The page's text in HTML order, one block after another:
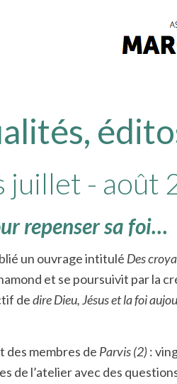
juillet - août
repenser sa foi…
un ouvrage intitulé Des
et se poursuivit par la
dedire Dieu, Jésus et la foi
des membres de Parvis (2):
de l’atelier avec des